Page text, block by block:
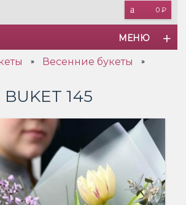
0 ₽
МЕНЮ
» Весенние букеты »
BUKET 145